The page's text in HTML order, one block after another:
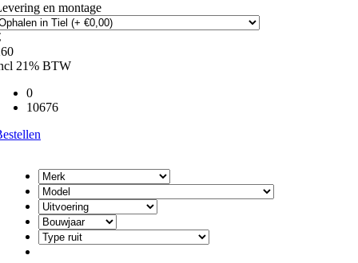
en montage
21% BTW
0
10676